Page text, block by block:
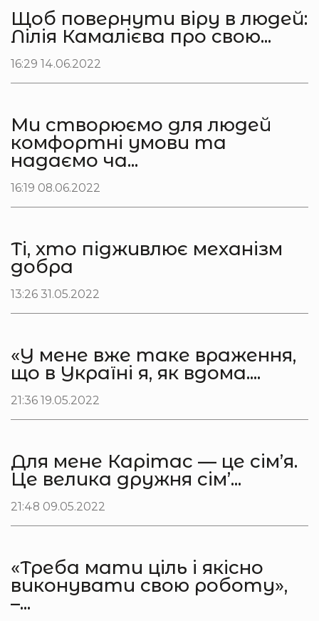
Щоб повернути віру в людей:
Лілія Камалієва про свою...
16:29 14.06.2022
Ми створюємо для людей
комфортні умови та
надаємо ча...
16:19 08.06.2022
Ті, хто підживлює механізм
добра
13:26 31.05.2022
«У мене вже таке враження,
що в Україні я, як вдома....
21:36 19.05.2022
Для мене Карітас — це сім’я.
Це велика дружня сім’...
21:48 09.05.2022
«Треба мати ціль і якісно
виконувати свою роботу»,
–...